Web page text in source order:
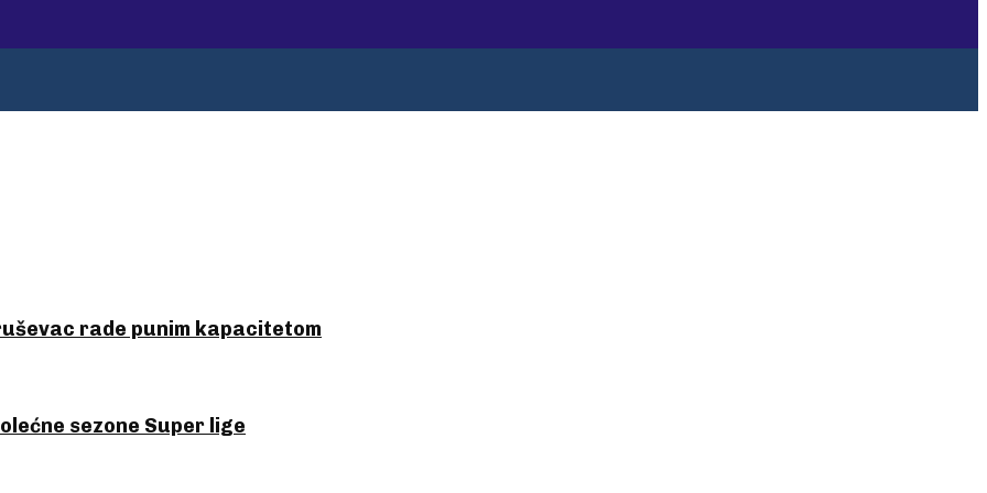
rade punim kapacitetom
sezone Super lige